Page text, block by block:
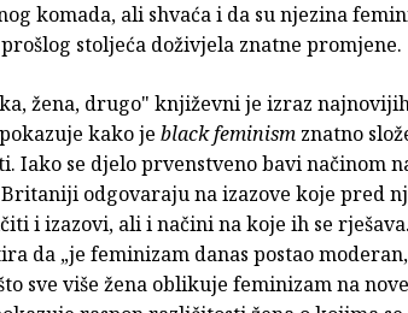
komada, ali shvaća i da su njezina
stoljeća doživjela znatne promjene.
žena, drugo" književni je izraz
kako je black feminism znatno
Iako se djelo prvenstveno bavi načinom
odgovaraju na izazove koje pred
i izazovi, ali i načini na koje ih se
da „je feminizam danas postao
sve više žena oblikuje feminizam na